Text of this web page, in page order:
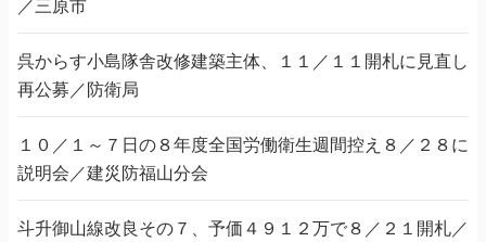
／三原市
呉からす小島隊舎改修建築主体、１１／１１開札に見直し
再公募／防衛局
１０／１～７日の８年度全国労働衛生週間控え８／２８に
説明会／建災防福山分会
斗升御山線改良その７、予価４９１２万で８／２１開札／